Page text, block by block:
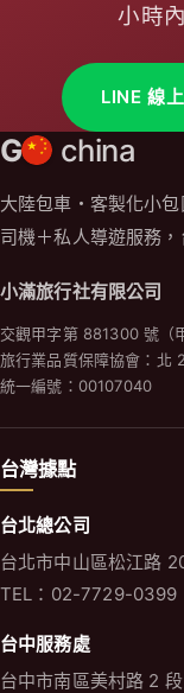
小時
LINE 線
G china
大陸包車・客製化小包
司機＋私人導遊服務
小滿旅行社有限公司
交觀甲字第 881300 號（
旅行業品質保障協會：北
統一編號：00107040
台灣據點
台北總公司
台北市中山區松江路
TEL：02-7729-0399
台中服務處
台中市南區美村路 2